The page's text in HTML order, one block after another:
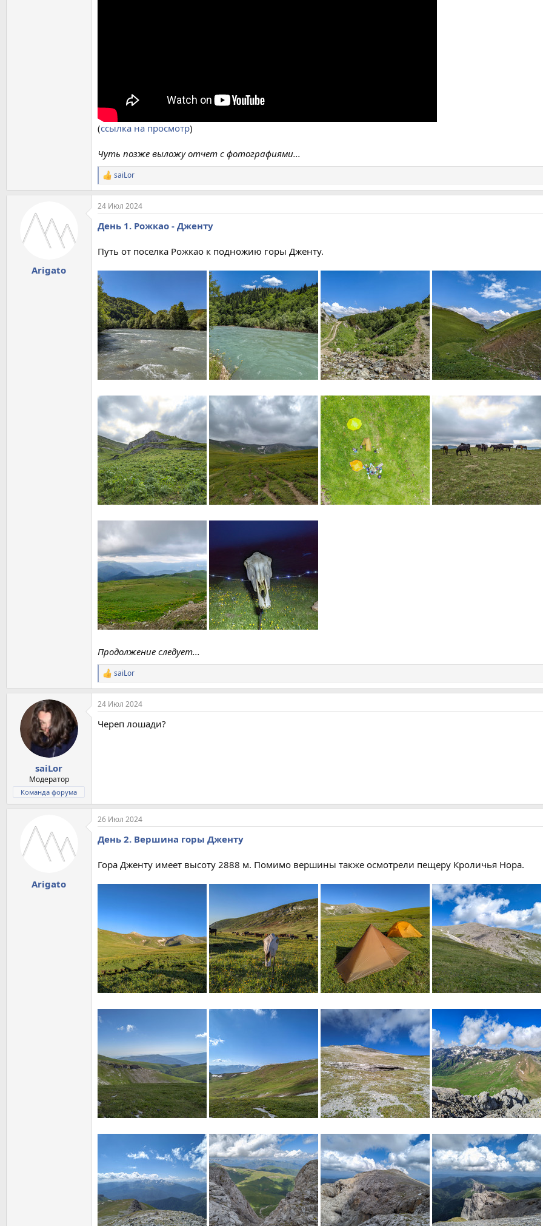
(ссылка на просмотр)
Чуть позже выложу отчет с фотографиями...
Р
е
а
к
и
:
saiLor
Arigato
24 Июл 2024
День 1. Рожкао - Дженту
Путь от поселка Рожкао к подножию горы Дженту.
Продолжение следует...
Р
е
а
к
и
saiLor
saiLor
Модератор
Команда форума
24 Июл 2024
Череп лошади?
Arigato
26 Июл 2024
День 2. Вершина горы Дженту
Гора Дженту имеет высоту 2888 м. Помимо вершины также осмотрели пещеру Кроличья Нора.